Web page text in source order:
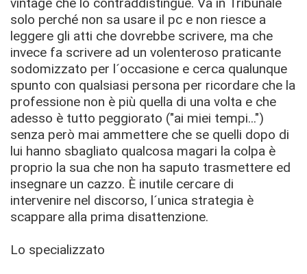
vintage che lo contraddistingue. Va in Tribunale
solo perché non sa usare il pc e non riesce a
leggere gli atti che dovrebbe scrivere, ma che
invece fa scrivere ad un volenteroso praticante
sodomizzato per l´occasione e cerca qualunque
spunto con qualsiasi persona per ricordare che la
professione non è più quella di una volta e che
adesso è tutto peggiorato ("ai miei tempi...")
senza però mai ammettere che se quelli dopo di
lui hanno sbagliato qualcosa magari la colpa è
proprio la sua che non ha saputo trasmettere ed
insegnare un cazzo. È inutile cercare di
intervenire nel discorso, l´unica strategia è
scappare alla prima disattenzione.
Lo specializzato